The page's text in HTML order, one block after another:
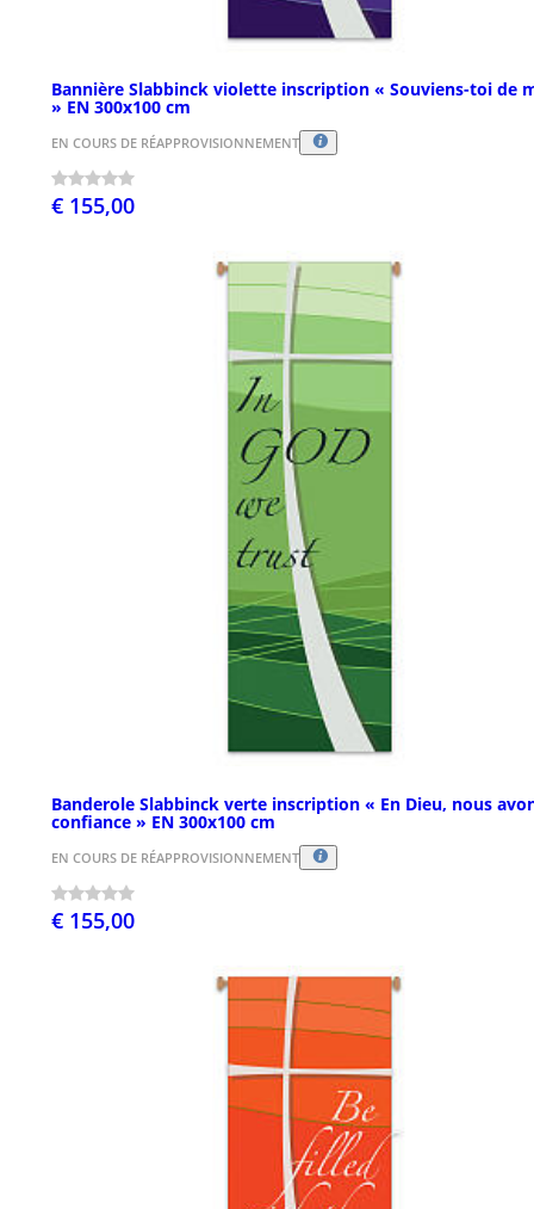
Bannière Slabbinck violette inscription « Souviens-toi de
» EN 300x100 cm
EN COURS DE RÉAPPROVISIONNEMENT
€ 155,00
Banderole Slabbinck verte inscription « En Dieu, nous
confiance » EN 300x100 cm
EN COURS DE RÉAPPROVISIONNEMENT
€ 155,00